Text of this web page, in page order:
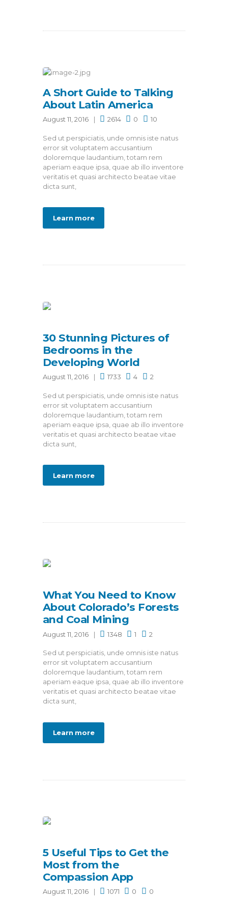
A Short Guide to Talking
About Latin America
August 11, 2016 2614 0 10
Sed ut perspiciatis, unde omnis iste natus
error sit voluptatem accusantium
doloremque laudantium, totam rem
aperiam eaque ipsa, quae ab illo inventore
veritatis et quasi architecto beatae vitae
dicta sunt,
Learn more
30 Stunning Pictures of
Bedrooms in the
Developing World
August 11, 2016 1733 4 2
Sed ut perspiciatis, unde omnis iste natus
error sit voluptatem accusantium
doloremque laudantium, totam rem
aperiam eaque ipsa, quae ab illo inventore
veritatis et quasi architecto beatae vitae
dicta sunt,
Learn more
What You Need to Know
About Colorado’s Forests
and Coal Mining
August 11, 2016 1348 1 2
Sed ut perspiciatis, unde omnis iste natus
error sit voluptatem accusantium
doloremque laudantium, totam rem
aperiam eaque ipsa, quae ab illo inventore
veritatis et quasi architecto beatae vitae
dicta sunt,
Learn more
5 Useful Tips to Get the
Most from the
Compassion App
August 11, 2016 1071 0 0